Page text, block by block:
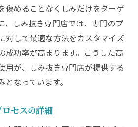
傷めることなくしみだけをターゲ
、しみ抜き専門店では、専門のプ
対して最適な方法をカスタマイズ
成功率が高まります。こうした高
用が、しみ抜き専門店が提供する
なっています。
セスの詳細